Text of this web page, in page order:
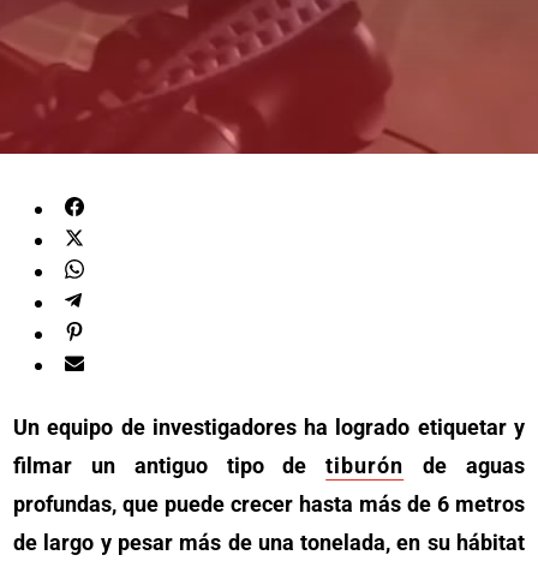
Un equipo de investigadores ha logrado etiquetar y
filmar un antiguo tipo detiburón de aguas
profundas, que puede crecer hasta más de 6 metros
de largo y pesar más de una tonelada, en su hábitat